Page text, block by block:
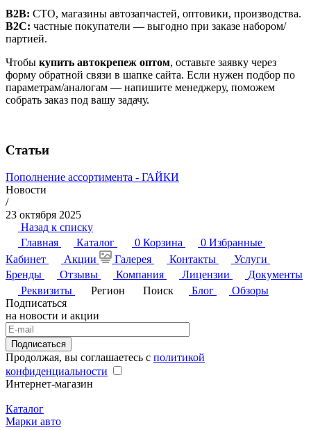
B2B: СТО, магазины автозапчастей, оптовики, производства.
B2C: частные покупатели — выгодно при заказе набором/
партией.
Чтобы купить автокрепеж оптом, оставьте заявку через
форму обратной связи в шапке сайта. Если нужен подбор по
параметрам/аналогам — напишите менеджеру, поможем
собрать заказ под вашу задачу.
Статьи
Пополнение ассортимента - ГАЙКИ
Новости
/
23 октября 2025
Назад к списку
Главная
Каталог 0 Корзина 0 Избранные
Кабинет
Акции Галерея Контакты
Услуги
Бренды
Отзывы Компания Лицензии
Документы
Реквизиты
Регион Поиск Блог
Обзоры
Подписаться
на новости и акции
Подписаться
Продолжая, вы соглашаетесь с политикой
конфиденциальности
Интернет-магазин
Каталог
Марки авто